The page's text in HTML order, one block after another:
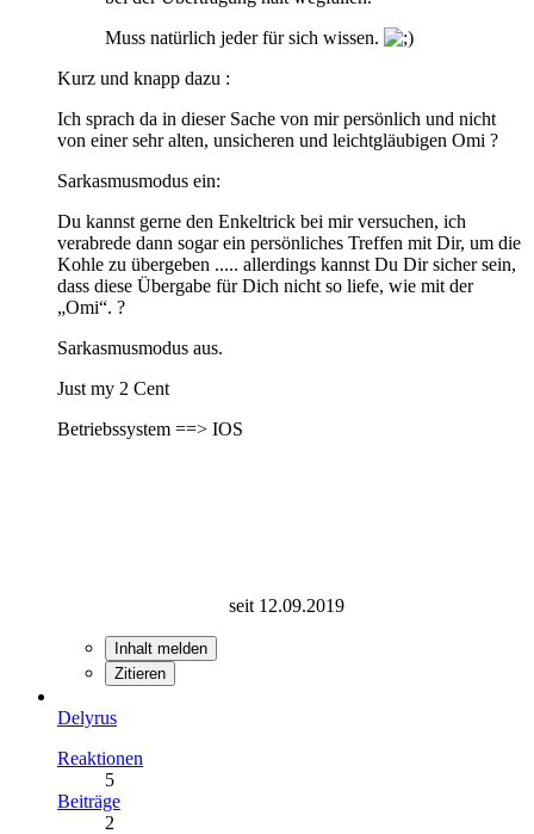
Muss natürlich jeder für sich wissen.
Kurz und knapp dazu :
Ich sprach da in dieser Sache von mir persönlich und nicht
von einer sehr alten, unsicheren und leichtgläubigen Omi ?
Sarkasmusmodus ein:
Du kannst gerne den Enkeltrick bei mir versuchen, ich
verabrede dann sogar ein persönliches Treffen mit Dir, um die
Kohle zu übergeben ..... allerdings kannst Du Dir sicher sein,
dass diese Übergabe für Dich nicht so liefe, wie mit der
„Omi“. ?
Sarkasmusmodus aus.
Just my 2 Cent
Betriebssystem ==> IOS
seit 12.09.2019
Inhalt melden
Zitieren
Delyrus
Reaktionen
5
Beiträge
2